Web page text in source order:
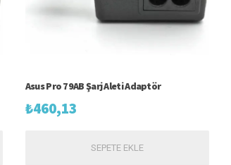
Asus Pro 79AB Şarj Aleti Adaptör
₺460,13
SEPETE EKLE